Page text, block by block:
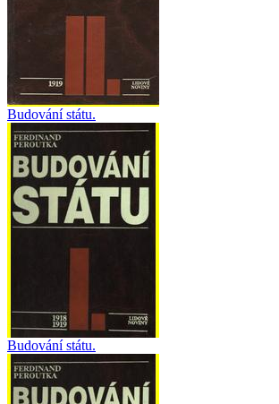
Budování státu.
Budování státu.